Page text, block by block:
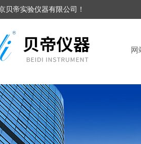
贝帝实验仪器有限公司！
网